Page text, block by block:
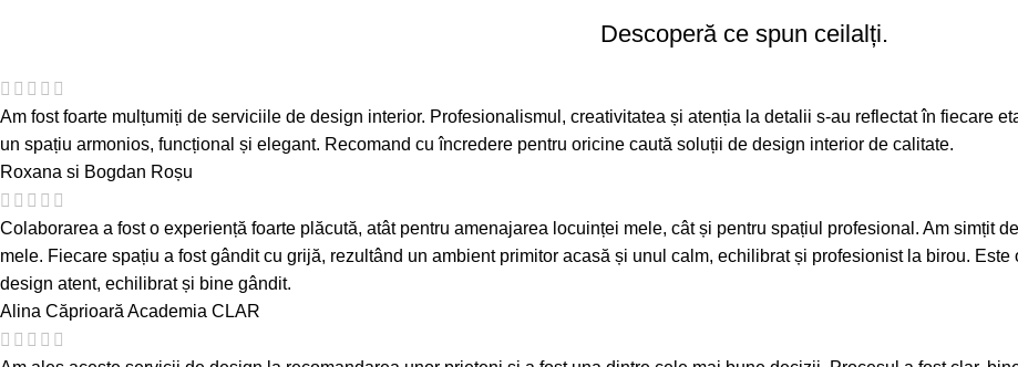
Descoperă ce spun ceilalți.
Am fost foarte mulțumiți de serviciile de design interior. Profesionalismul, creativitatea și atenția la detalii s-au reflectat în fiecare
un spațiu armonios, funcțional și elegant. Recomand cu încredere pentru oricine caută soluții de design interior de calitate.
Roxana si Bogdan Roșu
Colaborarea a fost o experiență foarte plăcută, atât pentru amenajarea locuinței mele, cât și pentru spațiul profesional. Am simțit
mele. Fiecare spațiu a fost gândit cu grijă, rezultând un ambient primitor acasă și unul calm, echilibrat și profesionist la birou.
design atent, echilibrat și bine gândit.
Alina Căprioară Academia CLAR